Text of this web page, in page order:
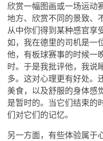
欣赏一幅图画或一场运动
地方、欣赏不同的景致、
从中你们得到某种感官享
如，我在德里的司机是一
他，有板球赛事的时候一
时。于是我批评他，我说
多。这对心理更有好处。
美食，以及舒服的身体感
是暂时的。当它们结束的
们对它们的记忆。
另一方面，有些体验属于